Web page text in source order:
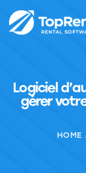
Logiciel
gérer
HOME